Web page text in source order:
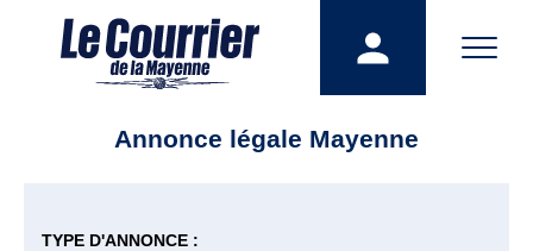
Annonce légale Mayenne
TYPE D'ANNONCE :